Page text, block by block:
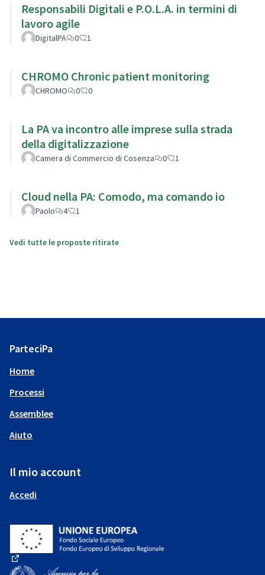
Responsabili Digitali e P.O.L.A. in termini di
lavoro agile
DigitalPA 0 1
CHROMO Chronic patient monitoring
CHROMO 0 0
La PA va incontro alle imprese sulla strada
della digitalizzazione
Camera di Commercio di Cosenza 0 1
Cloud nella PA: Comodo, ma comando io
Paolo 4 1
Vedi tutte le proposte ritirate
ParteciPa
Home
Processi
Assemblee
Aiuto
Il mio account
Accedi
(Collegamento esterno)